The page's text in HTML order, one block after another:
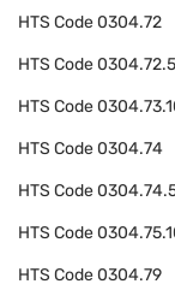
HTS Code0304.72
HTS Code
HTS Code
HTS Code0304.74
HTS Code
HTS Code
HTS Code0304.79